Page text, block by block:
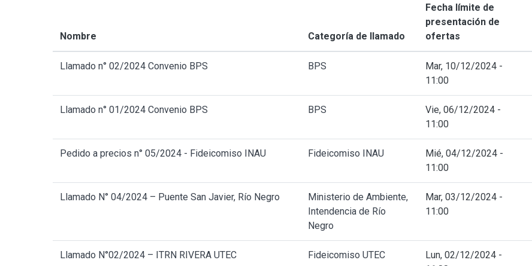
Nombre Categoría de llamado
Fecha límite de
presentación de
ofertas
Llamado n° 02/2024 Convenio BPS BPS
Mar, 10/12/2024 -
11:00
Llamado n° 01/2024 Convenio BPS BPS
Vie, 06/12/2024 -
11:00
Pedido a precios n° 05/2024 - Fideicomiso INAU Fideicomiso INAU
Mié, 04/12/2024 -
11:00
Llamado N° 04/2024 – Puente San Javier, Río Negro
Ministerio de Ambiente,
Intendencia de Río
Negro
Mar, 03/12/2024 -
11:00
Llamado N°02/2024 – ITRN RIVERA UTEC Fideicomiso UTEC
Lun, 02/12/2024 -